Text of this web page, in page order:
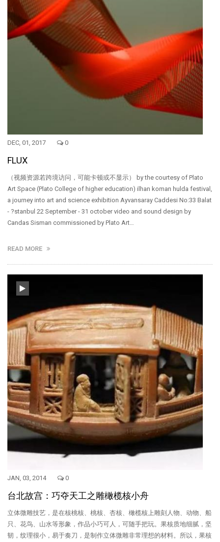
DEC, 01, 2017 0
FLUX
（视频资源若跨境访问，可能卡顿或不显示） by the courtesy of Plato
Art Space (Plato College of higher education) ilhan koman hulda festival,
a journey into art and science exhibition Ayvansaray Caddesi No:33 Balat
- ?stanbul 22 September - 31 october video and sound design by
Candas Sisman commissioned by Plato Art…
READ MORE
JAN, 03, 2014 0
台北故宫：巧夺天工之雕橄榄核小舟
立体微雕技艺，是在核桃核、桃核、杏核、橄榄核上雕刻人物、动物、船
只、花鸟、山水等形象，作品小巧可人，可随手把玩。果核质地细腻，坚
韧，纹理很小，易于奏刀，是制作立体微雕非常理想的材料。所以，果核